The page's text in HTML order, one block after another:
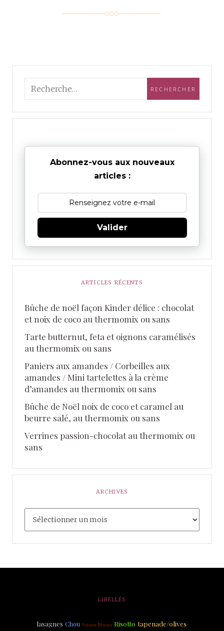
Abonnez-vous aux nouveaux
articles :
Valider
ARTICLES RÉCENTS
Bûche de noël façon Kinder délice : chocolat
et noix de coco au thermomix ou sans
Tarte butternut, feta et oignons caramélisés
au thermomix ou sans
Paniers aux amandes / Corbeilles aux
amandes / Mini tartelettes à la crème
d’amandes au thermomix ou sans
Bûche de Noël noix de coco et caramel au
beurre salé, au thermomix ou sans
Verrines passion-chocolat au thermomix ou
sans
ARCHIVES
LIBELLÉS
lasagnes Chou Vaiana/Moana Risotto tapenade/olives